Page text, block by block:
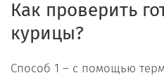
Как проверить
курицы?
Способ 1 – с помощью